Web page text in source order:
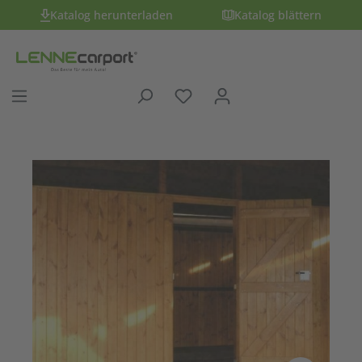
Katalog herunterladen Katalog blättern